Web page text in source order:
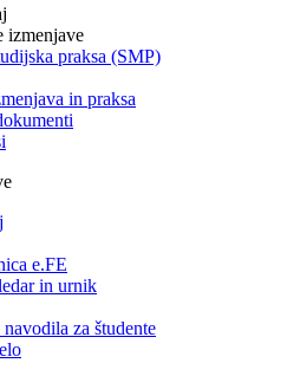
izmenjave
praksa (SMP)
in praksa
e.FE
in urnik
za študente